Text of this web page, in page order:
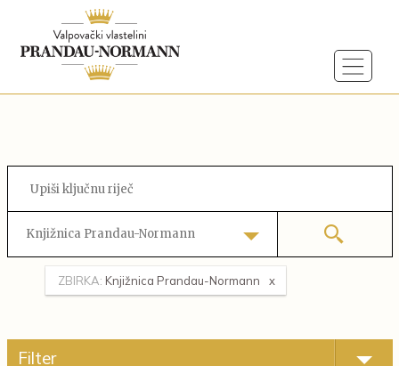
Knjižnica Prandau-Normann
ZBIRKA: Knjižnica Prandau-Normann
Filter